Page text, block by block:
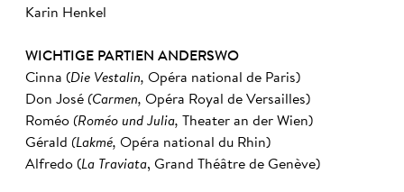
Karin Henkel
WICHTIGE PARTIEN ANDERSWO
Cinna (Die Vestalin, Opéra national de Paris)
Don José (Carmen, Opéra Royal de Versailles)
Roméo (Roméo und Julia,
Theater an der Wien)
Gérald (Lakmé, Opéra national du Rhin)
Alfredo (La Traviata, Grand Théâtre de Genève)